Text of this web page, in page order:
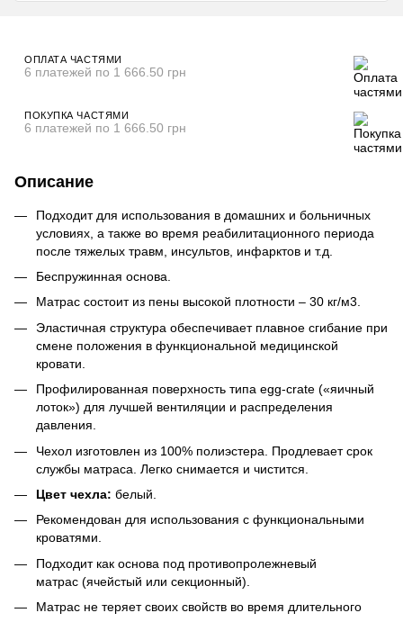
ОПЛАТА ЧАСТЯМИ
6 платежей по 1 666.50 грн
ПОКУПКА ЧАСТЯМИ
6 платежей по 1 666.50 грн
Описание
Подходит для использования в домашних и больничных
условиях, а также во время реабилитационного периода
после тяжелых травм, инсультов, инфарктов и т.д.
Беспружинная основа.
Матрас состоит из пены высокой плотности – 30 кг/м3.
Эластичная структура обеспечивает плавное сгибание при
смене положения в функциональной медицинской
кровати.
Профилированная поверхность типа egg-crate («яичный
лоток») для лучшей вентиляции и распределения
давления.
Чехол изготовлен из 100% полиэстера. Продлевает срок
службы матраса. Легко снимается и чистится.
Цвет чехла: белый.
Рекомендован для использования с функциональными
кроватями.
Подходит как основа под противопролежневый
матрас (ячейстый или секционный).
Матрас не теряет своих свойств во время длительного